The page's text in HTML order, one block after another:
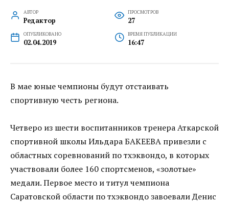
АВТОР
Редактор
ПРОСМОТРОВ
27
ОПУБЛИКОВАНО
02.04.2019
ВРЕМЯ ПУБЛИКАЦИИ
16:47
В мае юные чемпионы будут отстаивать
спортивную честь региона.
Четверо из шести воспитанников тренера Аткарской
спортивной школы Ильдара БАКЕЕВА привезли с
областных соревнований по тхэквондо, в которых
участвовали более 160 спортсменов, «золотые»
медали. Первое место и титул чемпиона
Саратовской области по тхэквондо завоевали Денис